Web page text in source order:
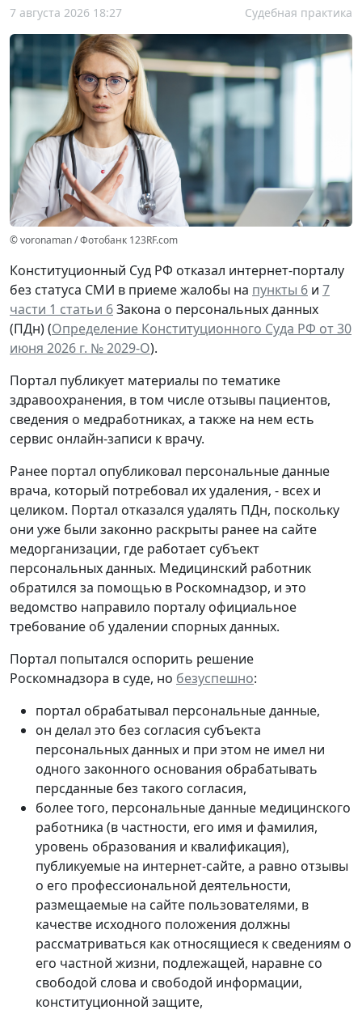
7 августа 2026 18:27 Судебная практика
© voronaman / Фотобанк 123RF.com
Конституционный Суд РФ отказал интернет-порталу
без статуса СМИ в приеме жалобы на пункты 6 и 7
части 1 статьи 6Закона о персональных данных
(ПДн) (Определение Конституционного Суда РФ от 30
июня 2026 г. № 2029-О).
Портал публикует материалы по тематике
здравоохранения, в том числе отзывы пациентов,
сведения о медработниках, а также на нем есть
сервис онлайн-записи к врачу.
Ранее портал опубликовал персональные данные
врача, который потребовал их удаления, - всех и
целиком. Портал отказался удалять ПДн, поскольку
они уже были законно раскрыты ранее на сайте
медорганизации, где работает субъект
персональных данных. Медицинский работник
обратился за помощью в Роскомнадзор, и это
ведомство направило порталу официальное
требование об удалении спорных данных.
Портал попытался оспорить решение
Роскомнадзора в суде, но безуспешно:
портал обрабатывал персональные данные,
он делал это без согласия субъекта
персональных данных и при этом не имел ни
одного законного основания обрабатывать
персданные без такого согласия,
более того, персональные данные медицинского
работника (в частности, его имя и фамилия,
уровень образования и квалификация),
публикуемые на интернет-сайте, а равно отзывы
о его профессиональной деятельности,
размещаемые на сайте пользователями, в
качестве исходного положения должны
рассматриваться как относящиеся к сведениям о
его частной жизни, подлежащей, наравне со
свободой слова и свободой информации,
конституционной защите,